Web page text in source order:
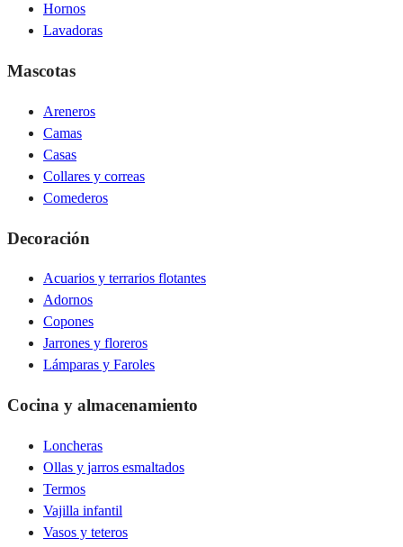
Hornos
Lavadoras
Mascotas
Areneros
Camas
Casas
Collares y correas
Comederos
Decoración
Acuarios y terrarios flotantes
Adornos
Copones
Jarrones y floreros
Lámparas y Faroles
Cocina y almacenamiento
Loncheras
Ollas y jarros esmaltados
Termos
Vajilla infantil
Vasos y teteros